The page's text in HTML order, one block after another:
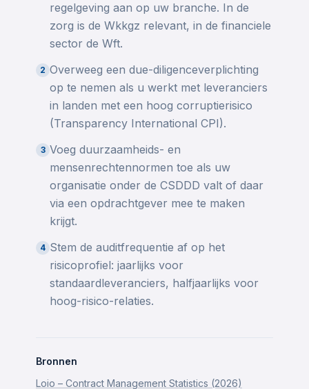
regelgeving aan op uw branche. In de
zorg is de Wkkgz relevant, in de financiele
sector de Wft.
2 Overweeg een due-diligenceverplichting
op te nemen als u werkt met leveranciers
in landen met een hoog corruptierisico
(Transparency International CPI).
3 Voeg duurzaamheids- en
mensenrechtennormen toe als uw
organisatie onder de CSDDD valt of daar
via een opdrachtgever mee te maken
krijgt.
4 Stem de auditfrequentie af op het
risicoprofiel: jaarlijks voor
standaardleveranciers, halfjaarlijks voor
hoog-risico-relaties.
Bronnen
Loio – Contract Management Statistics (2026)